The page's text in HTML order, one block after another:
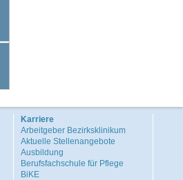
Karriere
Arbeitgeber Bezirksklinikum
Aktuelle Stellenangebote
Ausbildung
Berufsfachschule für Pflege
BiKE